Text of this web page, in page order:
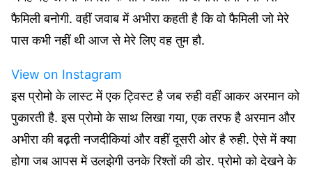
फैमिली बनोगी. वहीं जवाब में अभीरा कहती है कि वो फैमिली जो मेरे
पास कभी नहीं थी आज से मेरे लिए वह तुम हौ.
View on Instagram
इस प्रोमो के लास्ट में एक ट्विस्ट है जब रुही वहीं आकर अरमान को
पुकारती है. इस प्रोमो के साथ लिखा गया, एक तरफ है अरमान और
अभीरा की बढ़ती नजदीकियां और वहीं दूसरी ओर है रुही. ऐसे में क्या
होगा जब आपस में उलझेगी उनके रिश्तों की डोर. प्रोमो को देखने के